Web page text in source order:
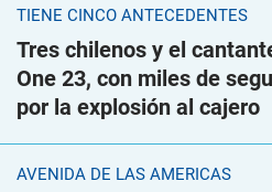
TIENE CINCO ANTECEDENTES
Tres chilenos y el
One 23, con miles de
por la explosión al cajero
AVENIDA DE LAS AMÉRICAS